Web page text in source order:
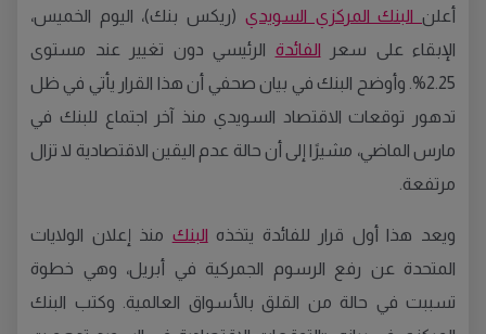
أعلنالبنك المركزي السويدي (ريكس بنك)، اليوم الخميس،
الإبقاء على سعر الفائدة الرئيسي دون تغيير عند مستوى
2.25%. وأوضح البنك في بيان صحفي أن هذا القرار يأتي في ظل
تدهور توقعات الاقتصاد السويدي منذ آخر اجتماع للبنك في
مارس الماضي، مشيرًا إلى أن حالة عدم اليقين الاقتصادية لا تزال
مرتفعة.
ويعد هذا أول قرار للفائدة يتخذه البنك منذ إعلان الولايات
المتحدة عن رفع الرسوم الجمركية في أبريل، وهي خطوة
تسببت في حالة من القلق بالأسواق العالمية. وكتب البنك